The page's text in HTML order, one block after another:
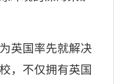
英国率先就解决
，不仅拥有英国